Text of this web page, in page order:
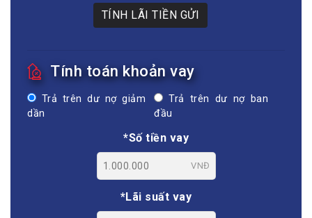
TÍNH LÃI TIỀN GỬI
Tính toán khoản vay
Trả trên dư nợ giảm
dần
Trả trên dư nợ ban
đầu
*Số tiền vay
VNĐ
*Lãi suất vay